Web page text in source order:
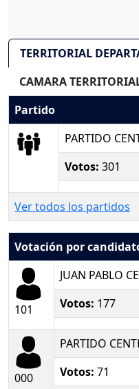
TERRITORIAL
CAMARA
Partido
PARTIDO
Votos: 301
Ver todos los partidos
Votación por
101
JUAN PABLO
Votos: 177
000
PARTIDO
Votos: 71